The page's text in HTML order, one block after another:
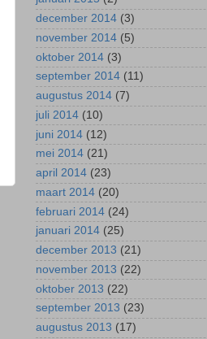
december 2014 (3)
november 2014 (5)
oktober 2014 (3)
september 2014 (11)
augustus 2014 (7)
juli 2014 (10)
juni 2014 (12)
mei 2014 (21)
april 2014 (23)
maart 2014 (20)
februari 2014 (24)
januari 2014 (25)
december 2013 (21)
november 2013 (22)
oktober 2013 (22)
september 2013 (23)
augustus 2013 (17)